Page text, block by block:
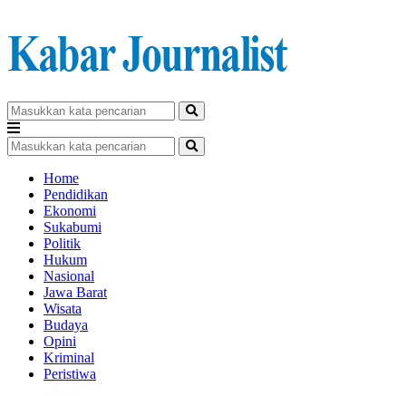
Home
Pendidikan
Ekonomi
Sukabumi
Politik
Hukum
Nasional
Jawa Barat
Wisata
Budaya
Opini
Kriminal
Peristiwa